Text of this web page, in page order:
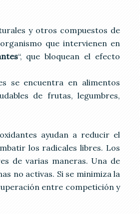
y otros compuestos de
que intervienen en
“, que bloquean el efecto
se encuentra en alimentos
de frutas, legumbres,
ayudan a reducir el
los radicales libres. Los
de varias maneras. Una de
no activas. Si se minimiza la
entre competición y